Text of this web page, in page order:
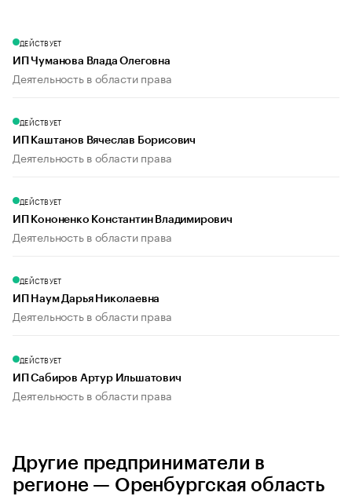
ДЕЙСТВУЕТ
ИП Чуманова Влада Олеговна
Деятельность в области права
ДЕЙСТВУЕТ
ИП Каштанов Вячеслав Борисович
Деятельность в области права
ДЕЙСТВУЕТ
ИП Кононенко Константин Владимирович
Деятельность в области права
ДЕЙСТВУЕТ
ИП Наум Дарья Николаевна
Деятельность в области права
ДЕЙСТВУЕТ
ИП Сабиров Артур Ильшатович
Деятельность в области права
Другие предприниматели в
регионе — Оренбургская область